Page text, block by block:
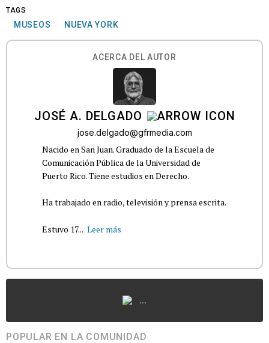
TAGS
MUSEOS NUEVA YORK
ACERCA DEL AUTOR
JOSÉ A. DELGADO
jose.delgado@gfrmedia.com
Nacido en San Juan. Graduado de la Escuela de
Comunicación Pública de la Universidad de
Puerto Rico. Tiene estudios en Derecho.
Ha trabajado en radio, televisión y prensa escrita.
Estuvo 17... Leer más
...
POPULAR EN LA COMUNIDAD